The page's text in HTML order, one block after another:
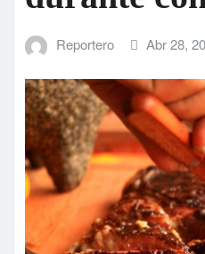
Reportero Abr 28,